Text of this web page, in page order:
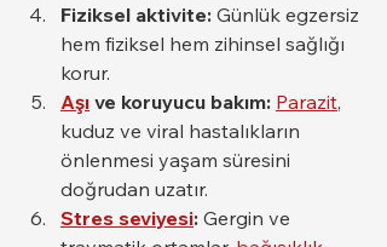
Fiziksel aktivite: Günlük egzersiz
hem fiziksel hem zihinsel sağlığı
korur.
Aşı ve koruyucu bakım: Parazit,
kuduz ve viral hastalıkların
önlenmesi yaşam süresini
doğrudan uzatır.
Stres seviyesi: Gergin ve